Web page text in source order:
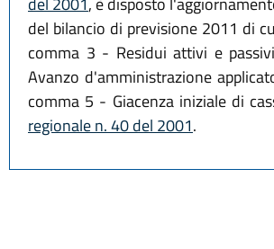
del bilancio di previsione 2011 di
comma 3 - Residui attivi e
Avanzo d'amministrazione
comma 5 - Giacenza iniziale di
regionale n. 40 del 2001.